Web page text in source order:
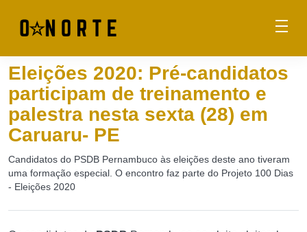
Eleições 2020: Pré-candidatos
participam de treinamento e
palestra nesta sexta (28) em
Caruaru- PE
Candidatos do PSDB Pernambuco às eleições deste ano tiveram
uma formação especial. O encontro faz parte do Projeto 100 Dias
- Eleições 2020